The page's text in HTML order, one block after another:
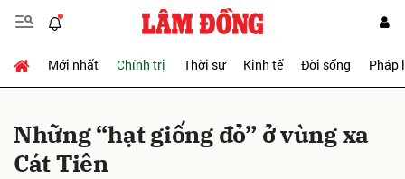
Mới nhất Chính trị Thời sự Kinh tế Đời sống Pháp
Những “hạt giống đỏ” ở vùng xa
Cát Tiên
Gửi bình luận